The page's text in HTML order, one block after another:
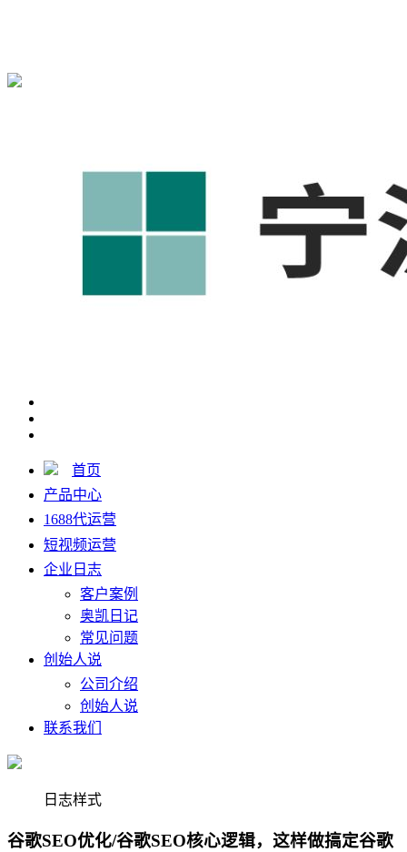
首页
产品中心
1688代运营
短视频运营
企业日志
客户案例
奥凯日记
常见问题
创始人说
公司介绍
创始人说
联系我们
日志样式
谷歌SEO优化/谷歌SEO核心逻辑，这样做搞定谷歌